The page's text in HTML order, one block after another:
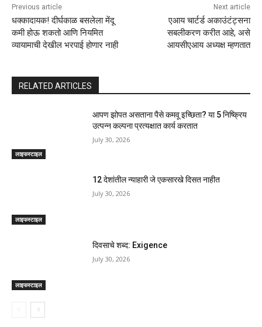
Previous article
धक्कादायक! दीर्घकाळ बसलेला मेंदू
कमी होऊ शकतो आणि नियमित
व्यायामाची देखील भरपाई होणार नाही
Next article
एआय चार्टर्ड अकाउंटंट्सना
सबलीकरण करीत आहे, असे
आयसीएआय अध्यक्ष म्हणतात
RELATED ARTICLES
लाइफस्टाइल
आपण झोपत असताना पैसे कमवू इच्छिता? या 5 निष्क्रिय
उत्पन्न कल्पना प्रत्यक्षात कार्य करतात
July 30, 2026
लाइफस्टाइल
12 देशांतील न्याहारी जे एकसारखे दिसत नाहीत
July 30, 2026
लाइफस्टाइल
दिवसाचे शब्द: Exigence
July 30, 2026